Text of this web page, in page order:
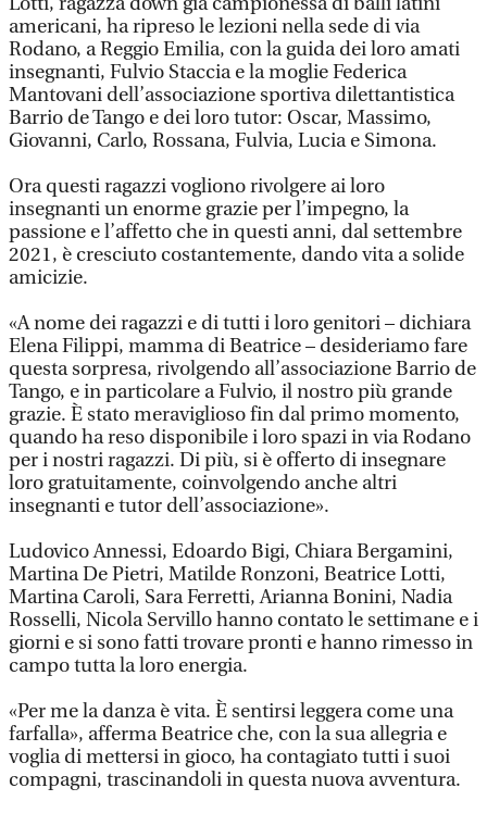
americani, ha ripreso le lezioni nella sede di via
Rodano, a Reggio Emilia, con la guida dei loro amati
insegnanti, Fulvio Staccia e la moglie Federica
Mantovani dell’associazione sportiva dilettantistica
Barrio de Tango e dei loro tutor: Oscar, Massimo,
Giovanni, Carlo, Rossana, Fulvia, Lucia e Simona.
Ora questi ragazzi vogliono rivolgere ai loro
insegnanti un enorme grazie per l’impegno, la
passione e l’affetto che in questi anni, dal settembre
2021, è cresciuto costantemente, dando vita a solide
amicizie.
«A nome dei ragazzi e di tutti i loro genitori – dichiara
Elena Filippi, mamma di Beatrice – desideriamo fare
questa sorpresa, rivolgendo all’associazione Barrio de
Tango, e in particolare a Fulvio, il nostro più grande
grazie. È stato meraviglioso fin dal primo momento,
quando ha reso disponibile i loro spazi in via Rodano
per i nostri ragazzi. Di più, si è offerto di insegnare
loro gratuitamente, coinvolgendo anche altri
insegnanti e tutor dell’associazione».
Ludovico Annessi, Edoardo Bigi, Chiara Bergamini,
Martina De Pietri, Matilde Ronzoni, Beatrice Lotti,
Martina Caroli, Sara Ferretti, Arianna Bonini, Nadia
Rosselli, Nicola Servillo hanno contato le settimane e i
giorni e si sono fatti trovare pronti e hanno rimesso in
campo tutta la loro energia.
«Per me la danza è vita. È sentirsi leggera come una
farfalla», afferma Beatrice che, con la sua allegria e
voglia di mettersi in gioco, ha contagiato tutti i suoi
compagni, trascinandoli in questa nuova avventura.